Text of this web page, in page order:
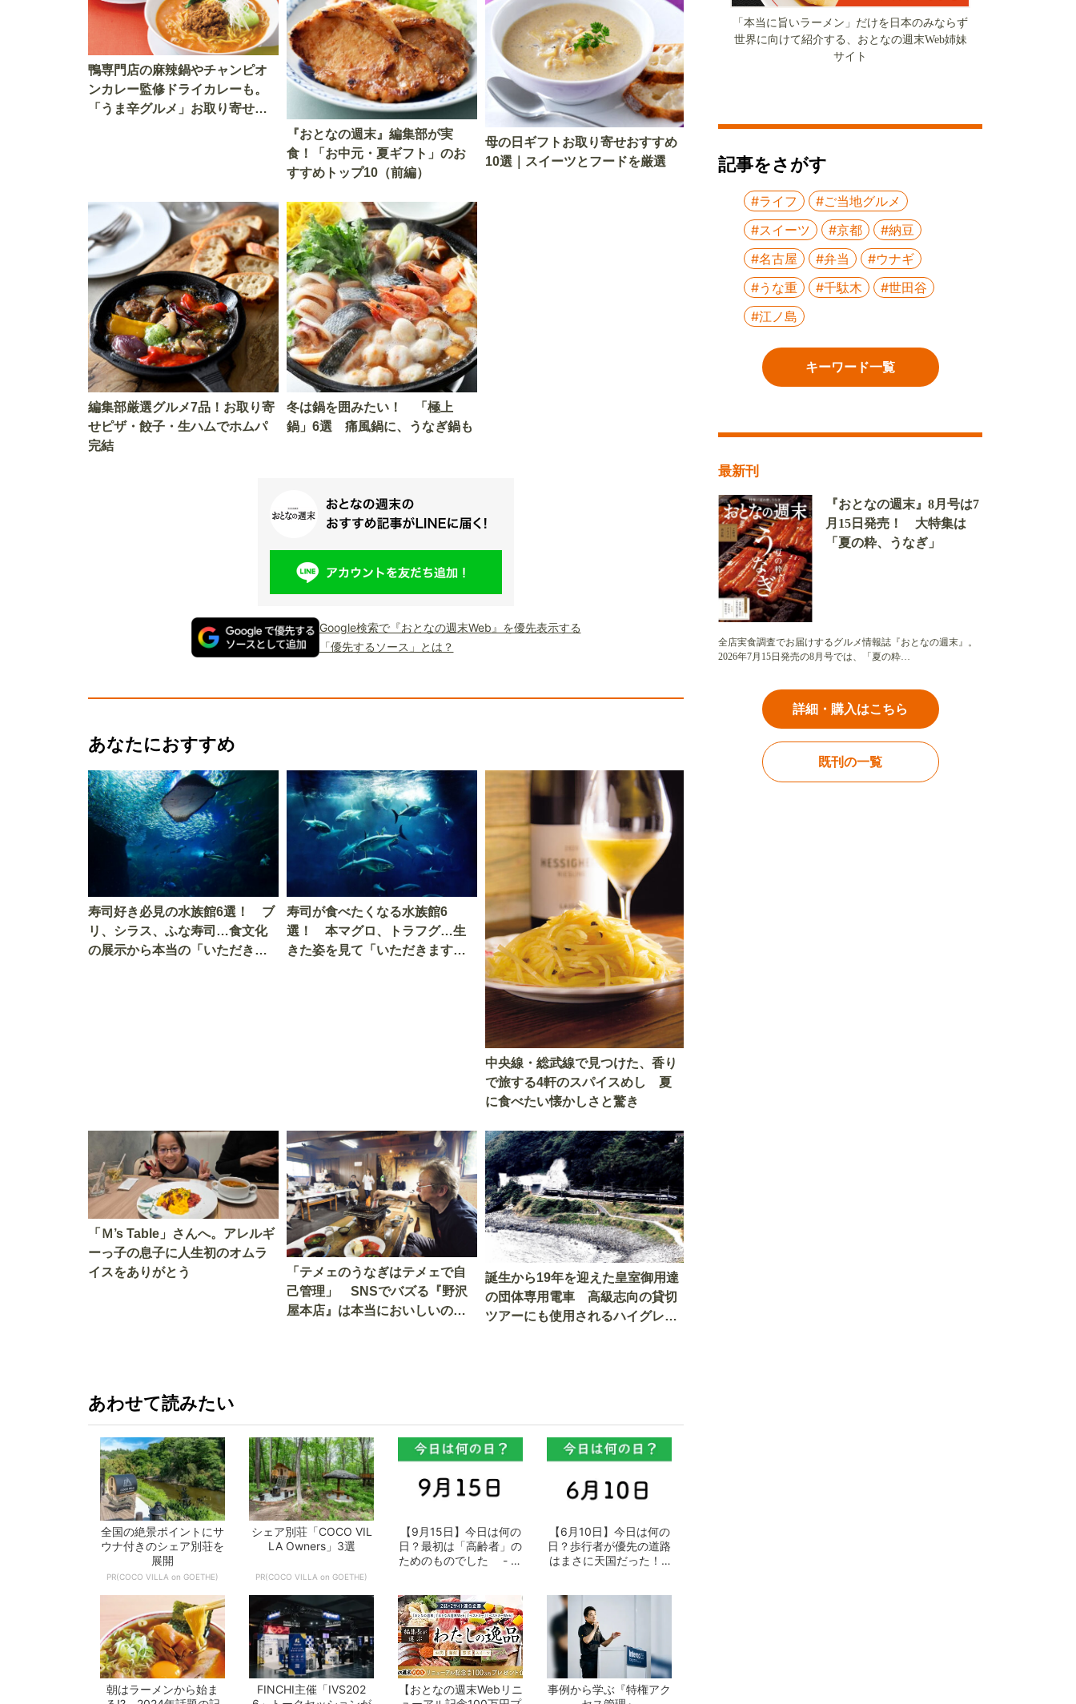
鴨専門店の麻辣鍋やチャンピオ
ンカレー監修ドライカレーも。
「うま辛グルメ」お取り寄せ厳
『おとなの週末』編集部が実
食！「お中元・夏ギフト」のお
すすめトップ10（前編）
母の日ギフトお取り寄せおすすめ
10選｜スイーツとフードを厳選
編集部厳選グルメ7品！お取り寄
せピザ・餃子・生ハムでホムパ
完結
冬は鍋を囲みたい！ 「極上
鍋」6選 痛風鍋に、うなぎ鍋も
Google検索で『おとなの週末Web』を優先表示する
「優先するソース」とは？
あなたにおすすめ
寿司好き必見の水族館6選！ ブ
リ、シラス、ふな寿司…食文化
の展示から本当の「いただきま
寿司が食べたくなる水族館6
選！ 本マグロ、トラフグ…生
きた姿を見て「いただきます」
中央線・総武線で見つけた、香り
で旅する4軒のスパイスめし 夏
に食べたい懐かしさと驚き
「Ｍ’s Table」さんへ。アレルギ
ーっ子の息子に人生初のオムラ
イスをありがとう
「テメェのうなぎはテメェで自
己管理」 SNSでバズる『野沢
屋本店』は本当においしいの
誕生から19年を迎えた皇室御用達
の団体専用電車 高級志向の貸切
ツアーにも使用されるハイグレー
あわせて読みたい
全国の絶景ポイントにサ
ウナ付きのシェア別荘を
展開
PR(COCO VILLA on GOETHE)
シェア別荘「COCO VIL
LA Owners」3選
PR(COCO VILLA on GOETHE)
【9月15日】今日は何の
日？最初は「高齢者」の
ためのものでした - お
【6月10日】今日は何の
日？歩行者が優先の道路
はまさに天国だった！ -
朝はラーメンから始ま
FINCHI主催「IVS202
【おとなの週末Webリニ
事例から学ぶ『特権アク
「本当に旨いラーメン」だけを日本のみならず
世界に向けて紹介する、おとなの週末Web姉妹
サイト
記事をさがす
#ライフ
#ご当地グルメ
#スイーツ
#京都
#納豆
#名古屋
#弁当
#ウナギ
#うな重
#千駄木
#世田谷
#江ノ島
キーワード一覧
最新刊
『おとなの週末』8月号は7
月15日発売！ 大特集は
「夏の粋、うなぎ」
全店実食調査でお届けするグルメ情報誌『おとなの週末』。
2026年7月15日発売の8月号では、「夏の粋…
詳細・購入はこちら
既刊の一覧